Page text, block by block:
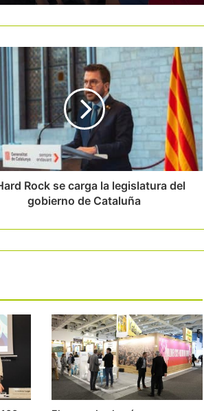
El sector del camping reclama acelerar
El turismo de negocios defiende los
pisos turísticos ante su eliminación en
Barcelona en 2028
B-Travel cierra una edición marcada
por el fomento de un turismo más
responsable
Rock se carga la legislatura del
gobierno de Cataluña